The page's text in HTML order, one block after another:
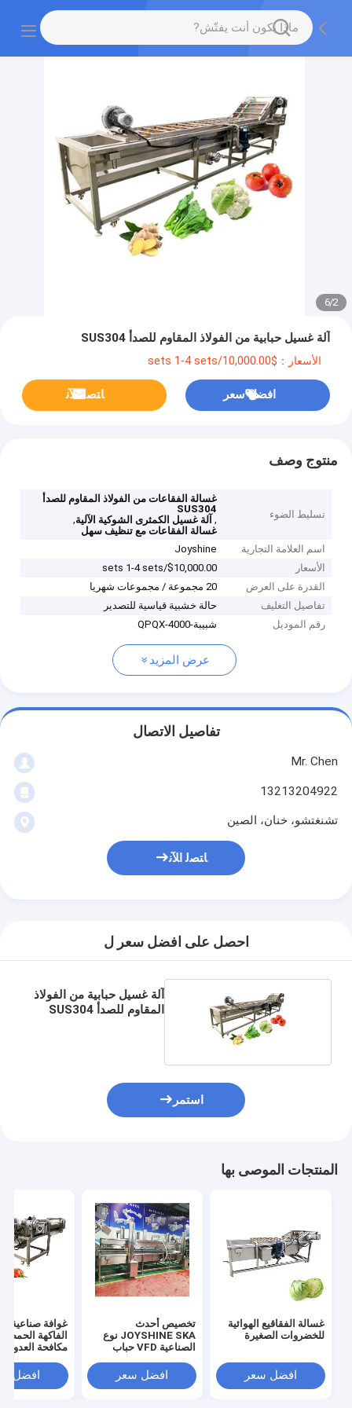
2
/
6
آلة غسيل حبابية من الفولاذ المقاوم للصدأ SUS304
الأسعار：$10,000.00/sets 1-4 sets
افضل سعر ﺎﺘﺼﻟ ﺍﻶﻧ
منتوج وصف
تسليط الضوء
غسالة الفقاعات من الفولاذ المقاوم للصدأ
SUS304
, آلة غسيل الكمثرى الشوكية الآلية,
غسالة الفقاعات مع تنظيف سهل
اسم العلامة التجارية
Joyshine
الأسعار
$10,000.00/sets 1-4 sets
القدرة على العرض
20 مجموعة / مجموعات شهريا
تفاصيل التغليف
حالة خشبية قياسية للتصدير
رقم الموديل
شبيبة-QPQX-4000
عرض المزيد
تفاصيل الاتصال
Mr. Chen
13213204922
تشنغتشو، خنان، الصين
ﺎﺘﺼﻟ ﺍﻶﻧ
احصل على افضل سعر ل
آلة غسيل حبابية من الفولاذ
المقاوم للصدأ SUS304
استمر
المنتجات الموصى بها
غسالة الفقاقيع الهوائية
للخضروات الصغيرة
افضل سعر
تخصيص أحدث
JOYSHINE SKA نوع
الصناعية VFD حباب
افضل سعر
غوافة صناعية
الفاكهة
مكافحة العدوى
JOYSHINE
افضل